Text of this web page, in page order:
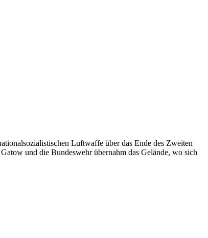
Luftwaffe über das Ende des Zweiten
und die Bundeswehr übernahm das Gelände, wo sich